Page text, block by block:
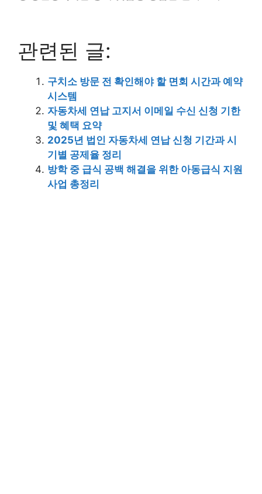
관련된 글:
구치소 방문 전 확인해야 할 면회 시간과 예약
시스템
자동차세 연납 고지서 이메일 수신 신청 기한
및 혜택 요약
2025년 법인 자동차세 연납 신청 기간과 시
기별 공제율 정리
방학 중 급식 공백 해결을 위한 아동급식 지원
사업 총정리